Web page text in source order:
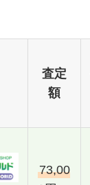
査定
額
73,00